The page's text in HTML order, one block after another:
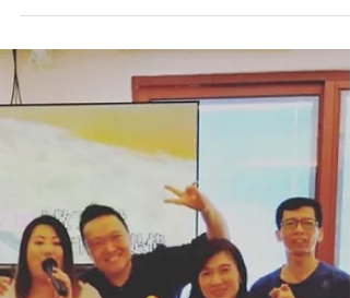
第十屆「我敢唱發SING大比拼」
第二天初賽順利完成！ - 25/8
第十屆「我敢唱發SING大比拼」第二天初賽順利完
成！ Hong Kong Singer Channel第十屆「我敢唱
SING大比拼」今天繼續第二天初賽，同樣在十小時
內完成了十場賽事，驚喜一浪接一浪！現在的民間
歌手真的很唱得，大家也很珍惜在舞台上唱歌的每
分每秒，以歌會友實在...